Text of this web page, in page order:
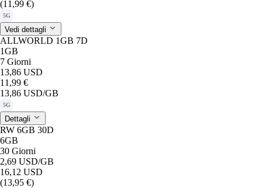
(11,99 €)
5G
Vedi dettagli
ALLWORLD 1GB 7D
1GB
7 Giorni
13,86 USD
11,99 €
13,86 USD/GB
5G
Dettagli
RW 6GB 30D
6GB
30 Giorni
2,69 USD/GB
16,12 USD
(13,95 €)